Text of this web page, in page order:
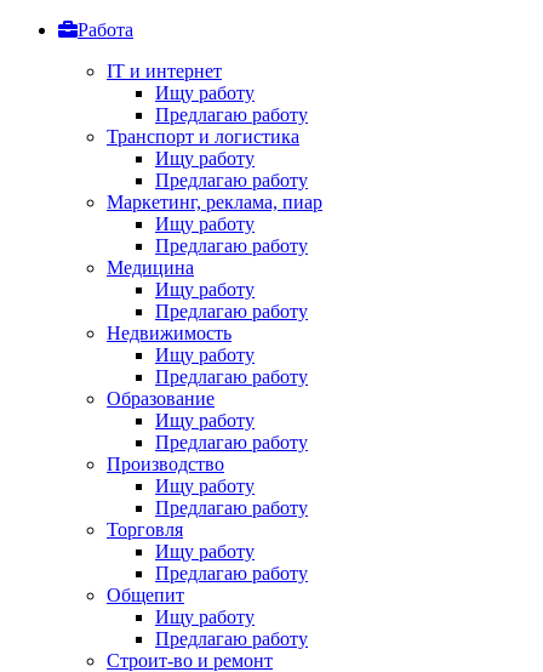
Работа
IT и интернет
Ищу работу
Предлагаю работу
Транспорт и логистика
Ищу работу
Предлагаю работу
Маркетинг, реклама, пиар
Ищу работу
Предлагаю работу
Медицина
Ищу работу
Предлагаю работу
Недвижимость
Ищу работу
Предлагаю работу
Образование
Ищу работу
Предлагаю работу
Производство
Ищу работу
Предлагаю работу
Торговля
Ищу работу
Предлагаю работу
Общепит
Ищу работу
Предлагаю работу
Строит-во и ремонт